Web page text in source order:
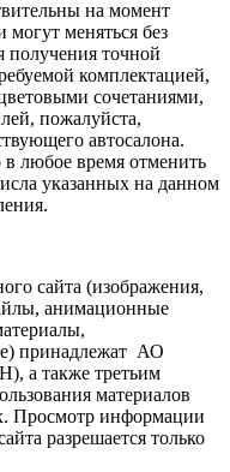
на момент
меняться без
получения точной
комплектацией,
сочетаниями,
пожалуйста,
автосалона.
любое время отменить
указанных на данном
сайта (изображения,
анимационные
принадлежат АО
а также третьим
материалов
Просмотр информации
разрешается только